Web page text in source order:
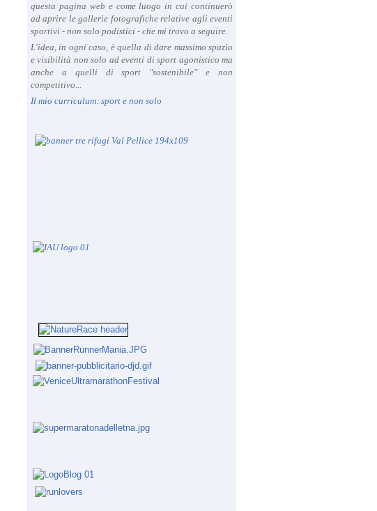
questa pagina web e come luogo in cui continuerò
ad aprire le gallerie fotografiche relative agli eventi
sportivi - non solo podistici - che mi trovo a seguire.
L'idea, in ogni caso, è quella di dare massimo spazio
e visibilità non solo ad eventi di sport agonistico ma
anche a quelli di sport "sostenibile" e non
competitivo...
Il mio curriculum: sport e non solo